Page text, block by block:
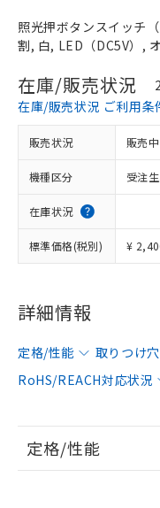
照光押ボタンスイッチ
割, 白, LED（DC5V）,
在庫/販売状況
在庫/販売状況 ご利用条
販売状況 販売中
機種区分 受注
在庫状況
標準価格(税別) ¥
詳細情報
定格/性能 取りつけ
RoHS/REACH対応状況
定格/性能